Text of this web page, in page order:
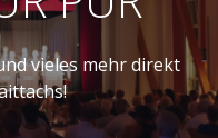
vieles mehr direkt